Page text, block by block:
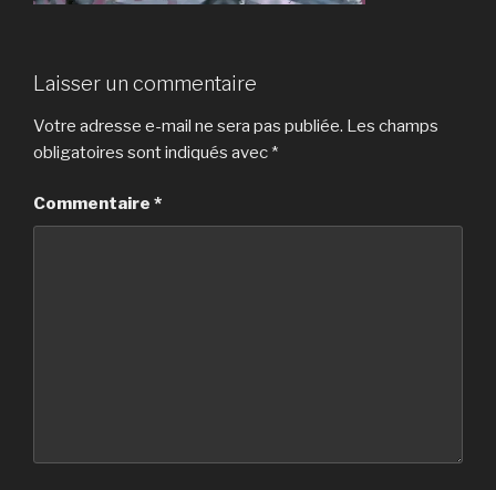
Laisser un commentaire
Votre adresse e-mail ne sera pas publiée. Les champs
obligatoires sont indiqués avec *
Commentaire *